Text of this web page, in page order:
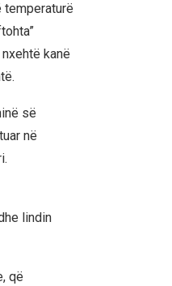
temperaturë
kanë
së
në
lindin
që